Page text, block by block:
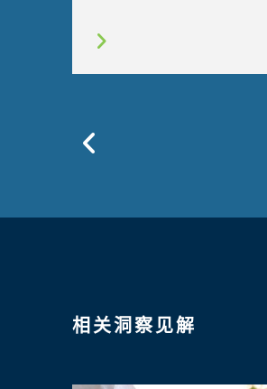
相关洞察见解